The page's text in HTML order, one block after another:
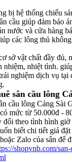
bị hệ thống chiếu
cầu giúp đảm bảo
nước và cửa hàng
các lông thủ
sở vật chất đầy đủ,
nhiệm, nhiệt tình.
nghiệm dịch vụ tại
sân cầu lông
cầu lông Cảng Sài
mức từ 50.000đ -
đổi theo tình hình giờ
biết chi tiết giá
Zalo của sân để
shopvnb.com/